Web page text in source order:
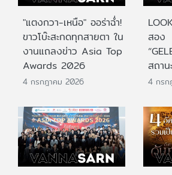
"แตงกวา-เหนือ" ออร่าฉ่ำ!
ขาวโบ๊ะสะกดทุกสายตา ใน
งานแถลงข่าว Asia Top
Awards 2026
4 กรกฎาคม 2026
สอง
สถา
4 กรก